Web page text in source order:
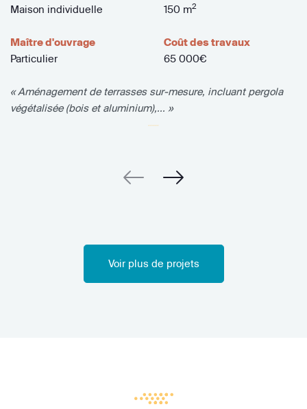
Maison individuelle
150 m2
Maître d'ouvrage
Particulier
Coût des travaux
65 000€
« Aménagement de terrasses sur-mesure, incluant pergola
végétalisée (bois et aluminium),... »
Voir plus de projets